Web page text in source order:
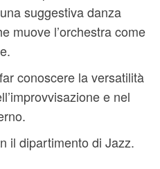
suggestiva danza
muove l’orchestra come
conoscere la versatilità
e nel
il dipartimento di Jazz.